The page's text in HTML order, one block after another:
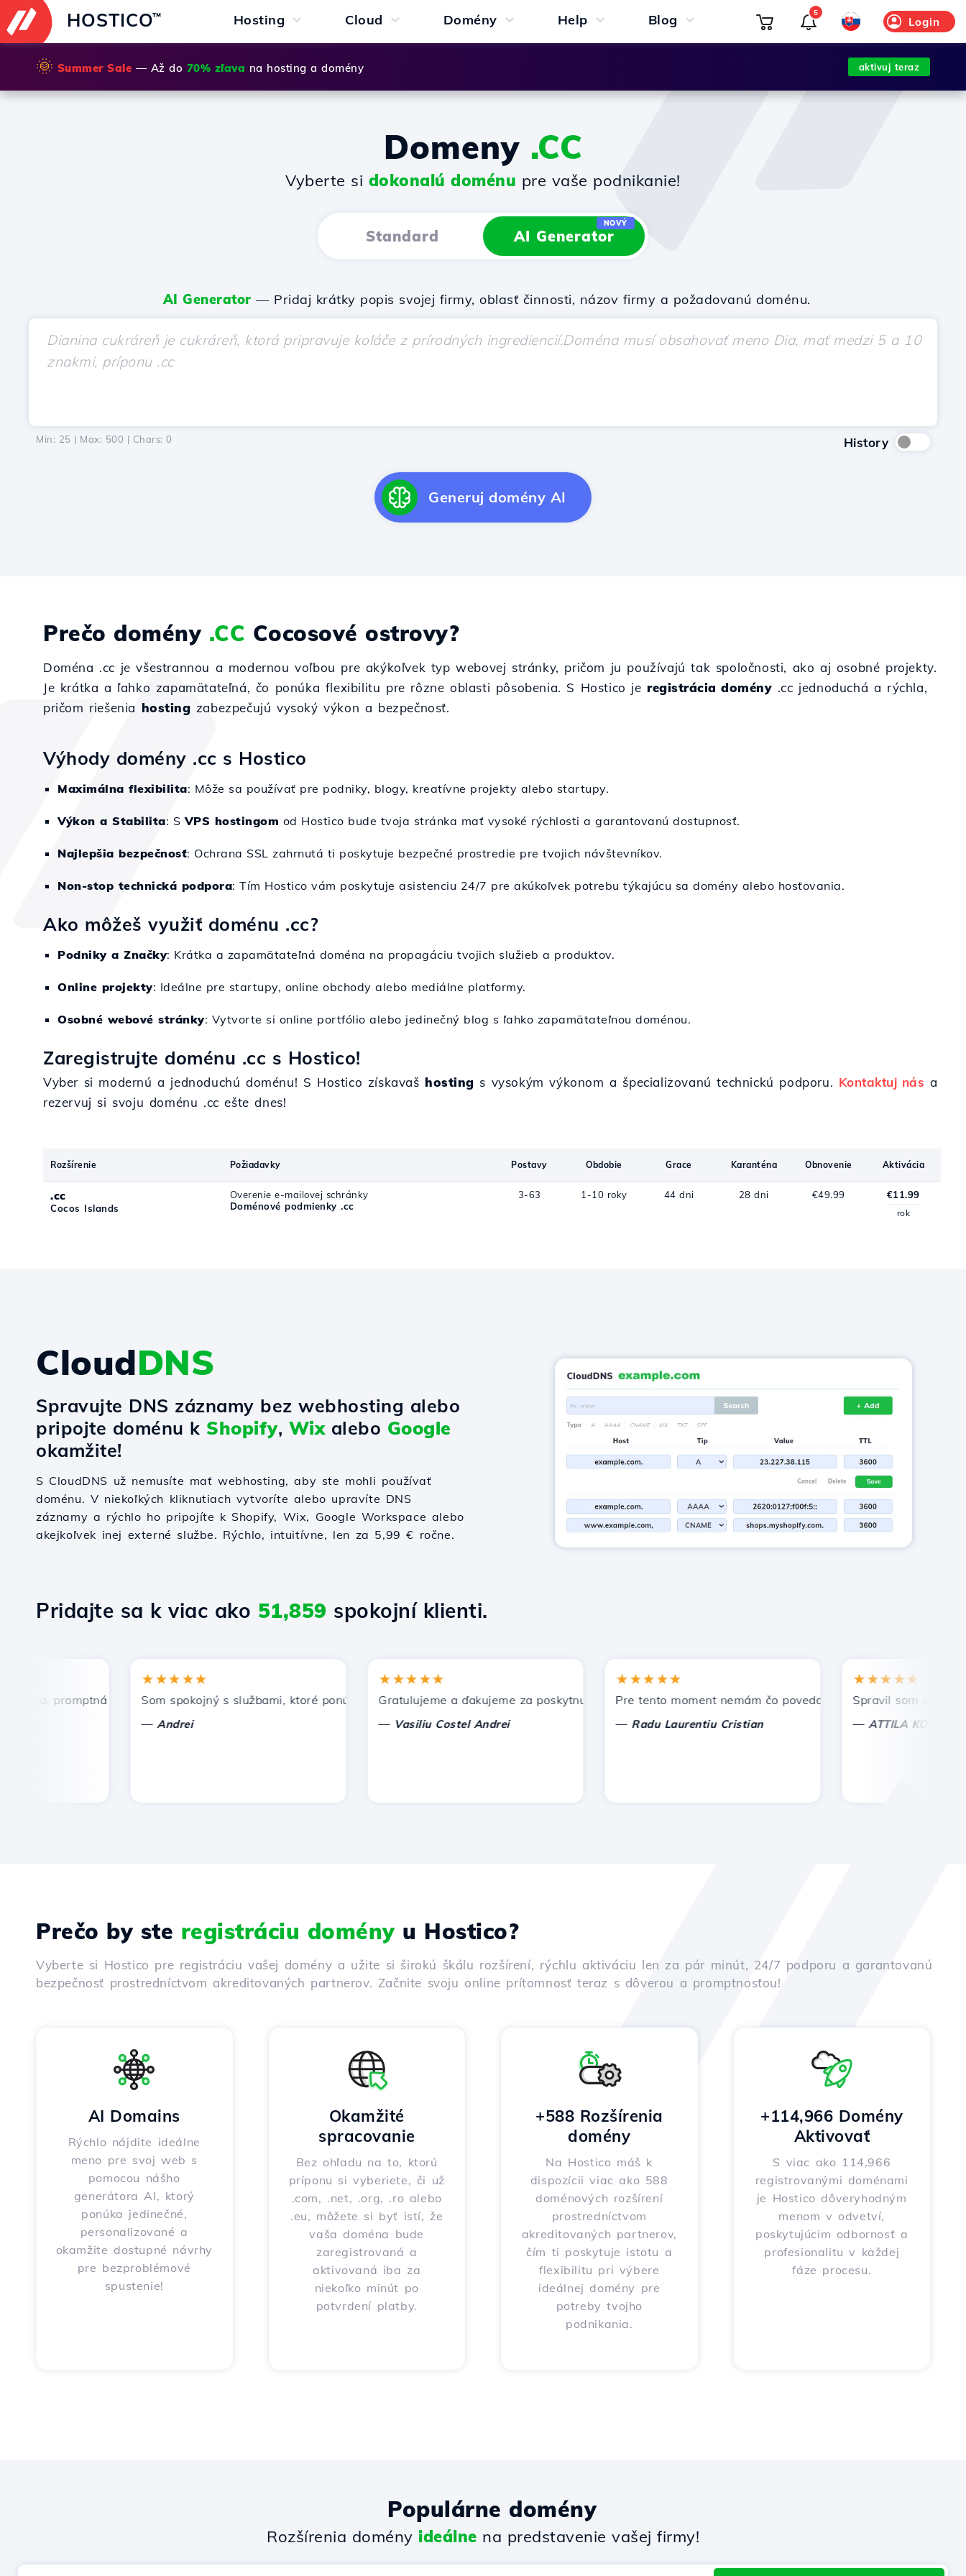
HOSTICO™ Hosting Cloud Domény Help Blog Login
5
🌞 Summer Sale — Až do 70% zľava na hosting a domény aktivuj teraz
Domeny .CC
Vyberte si dokonalú doménu pre vaše podnikanie!
Standard AI Generator
NOVÝ
AI Generator — Pridaj krátky popis svojej firmy, oblasť činnosti, názov firmy a požadovanú doménu.
Min: 25 | Max: 500 | Chars: 0 History
Generuj domény AI
Prečo domény .CC Cocosové ostrovy?
Doména .cc je všestrannou a modernou voľbou pre akýkoľvek typ webovej stránky, pričom ju používajú tak spoločnosti, ako aj osobné projekty.
Je krátka a ľahko zapamätateľná, čo ponúka flexibilitu pre rôzne oblasti pôsobenia. S Hostico jeregistrácia domény .cc jednoduchá a rýchla,
pričom riešenia hosting zabezpečujú vysoký výkon a bezpečnosť.
Výhody domény .cc s Hostico
Maximálna flexibilita: Môže sa používať pre podniky, blogy, kreatívne projekty alebo startupy.
Výkon a Stabilita: SVPS hostingom od Hostico bude tvoja stránka mať vysoké rýchlosti a garantovanú dostupnosť.
Najlepšia bezpečnosť: Ochrana SSL zahrnutá ti poskytuje bezpečné prostredie pre tvojich návštevníkov.
Non-stop technická podpora: Tím Hostico vám poskytuje asistenciu 24/7 pre akúkoľvek potrebu týkajúcu sa domény alebo hosťovania.
Ako môžeš využiť doménu .cc?
Podniky a Značky: Krátka a zapamätateľná doména na propagáciu tvojich služieb a produktov.
Online projekty: Ideálne pre startupy, online obchody alebo mediálne platformy.
Osobné webové stránky: Vytvorte si online portfólio alebo jedinečný blog s ľahko zapamätateľnou doménou.
Zaregistrujte doménu .cc s Hostico!
Vyber si modernú a jednoduchú doménu! S Hostico získavaš hosting s vysokým výkonom a špecializovanú technickú podporu. Kontaktuj nás a
rezervuj si svoju doménu .cc ešte dnes!
Rozšírenie Požiadavky Postavy Obdobie Grace Karanténa Obnovenie Aktivácia
.cc
Cocos Islands
Overenie e-mailovej schránky
Doménové podmienky .cc
3-63 1-10 roky 44 dni 28 dni €49.99 €11.99
rok
CloudDNS
Spravujte DNS záznamy bez webhosting alebo
pripojte doménu k Shopify, Wixalebo Google
okamžite!
S CloudDNS už nemusíte mať webhosting, aby ste mohli používať
doménu. V niekoľkých kliknutiach vytvoríte alebo upravíte DNS
záznamy a rýchlo ho pripojíte k Shopify, Wix, Google Workspace alebo
akejkoľvek inej externé službe. Rýchlo, intuitívne, len za 5,99 € ročne.
Pridajte sa k viac ako 51,859 spokojní klienti.
promptná a efektívna technická podpora.
★★★★★
Som spokojný s službami, ktoré ponúka Hostico. Odporučil som vás iným známym.
Andrei
★★★★★
Gratulujeme a ďakujeme za poskytnutú podporu!
Vasiliu Costel Andrei
★★★★★
Pre tento moment nemám čo povedať, len oceniť. S osobitnou
Radu Laurentiu Cristian
★★★★★
Spravil som správnu
ATTILA KOLES
Prečo by ste registráciu doményu Hostico?
Vyberte si Hostico pre registráciu vašej domény a užite si širokú škálu rozšírení, rýchlu aktiváciu len za pár minút, 24/7 podporu a garantovanú
bezpečnosť prostredníctvom akreditovaných partnerov. Začnite svoju online prítomnosť teraz s dôverou a promptnosťou!
AI Domains
Rýchlo nájdite ideálne
meno pre svoj web s
pomocou nášho
generátora AI, ktorý
ponúka jedinečné,
personalizované a
okamžite dostupné návrhy
pre bezproblémové
spustenie!
Okamžité
spracovanie
Bez ohľadu na to, ktorú
príponu si vyberiete, či už
.com, .net, .org, .ro alebo
.eu, môžete si byť istí, že
vaša doména bude
zaregistrovaná a
aktivovaná iba za
niekoľko minút po
potvrdení platby.
+588 Rozšírenia
domény
Na Hostico máš k
dispozícii viac ako 588
doménových rozšírení
prostredníctvom
akreditovaných partnerov,
čím ti poskytuje istotu a
flexibilitu pri výbere
ideálnej domény pre
potreby tvojho
podnikania.
+114,966 Domény
Aktivovať
S viac ako 114,966
registrovanými doménami
je Hostico dôveryhodným
menom v odvetví,
poskytujúcim odbornosť a
profesionalitu v každej
fáze procesu.
Populárne domény
Rozšírenia domény ideálne na predstavenie vašej firmy!